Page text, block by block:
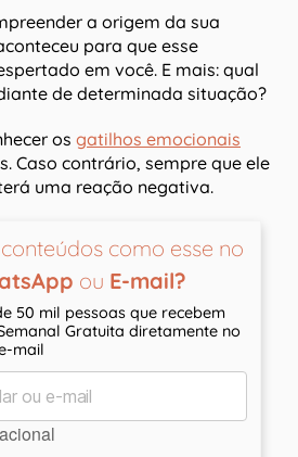
a origem da sua
para que esse
em você. E mais: qual
de determinada situação?
os gatilhos emocionais
Caso contrário, sempre que ele
uma reação negativa.
como esse no
ou E-mail?
50 mil pessoas que recebem
Gratuita diretamente no
mail